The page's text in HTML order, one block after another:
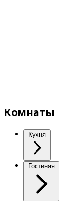
Комнаты
Кухня
Гостиная